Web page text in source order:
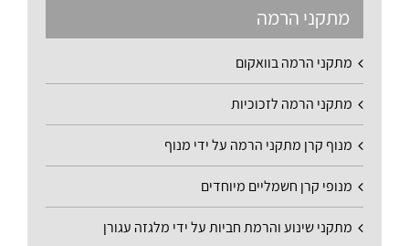
מתקני הרמה
מתקני הרמה בוואקום
מתקני הרמה לזכוכיות
מנוף קרן מתקני הרמה על ידי מנוף
מנופי קרן חשמליים מיוחדים
מתקני שינוע והרמת חביות על ידי מלגזה עגורן